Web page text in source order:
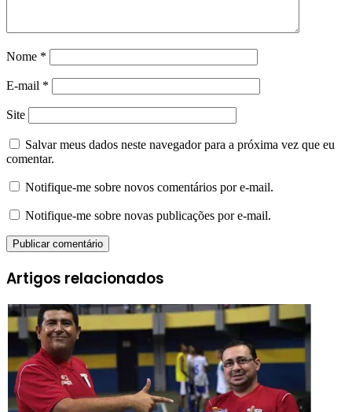
Nome *
E-mail *
Site
Salvar meus dados neste navegador para a próxima vez que eu
comentar.
Notifique-me sobre novos comentários por e-mail.
Notifique-me sobre novas publicações por e-mail.
Artigos relacionados